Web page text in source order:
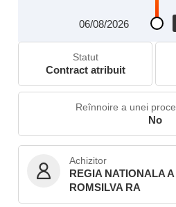
06/08/2026
Statut
Contract atribuit
Reînnoire a unei
No
Achizitor
REGIA NATIONALA
ROMSILVA RA